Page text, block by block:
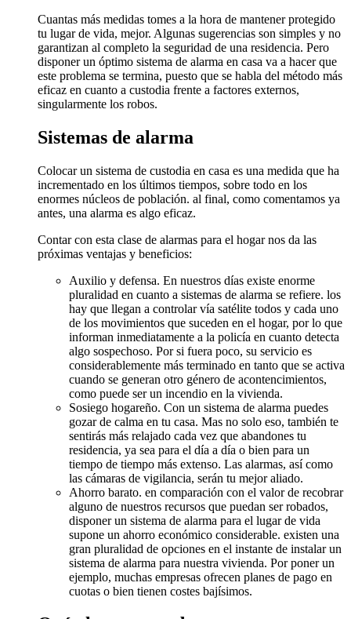
Cuantas más medidas tomes a la hora de mantener protegido
tu lugar de vida, mejor. Algunas sugerencias son simples y no
garantizan al completo la seguridad de una residencia. Pero
disponer un óptimo sistema de alarma en casa va a hacer que
este problema se termina, puesto que se habla del método más
eficaz en cuanto a custodia frente a factores externos,
singularmente los robos.
Sistemas de alarma
Colocar un sistema de custodia en casa es una medida que ha
incrementado en los últimos tiempos, sobre todo en los
enormes núcleos de población. al final, como comentamos ya
antes, una alarma es algo eficaz.
Contar con esta clase de alarmas para el hogar nos da las
próximas ventajas y beneficios:
Auxilio y defensa. En nuestros días existe enorme
pluralidad en cuanto a sistemas de alarma se refiere. los
hay que llegan a controlar vía satélite todos y cada uno
de los movimientos que suceden en el hogar, por lo que
informan inmediatamente a la policía en cuanto detecta
algo sospechoso. Por si fuera poco, su servicio es
considerablemente más terminado en tanto que se activa
cuando se generan otro género de acontencimientos,
como puede ser un incendio en la vivienda.
Sosiego hogareño. Con un sistema de alarma puedes
gozar de calma en tu casa. Mas no solo eso, también te
sentirás más relajado cada vez que abandones tu
residencia, ya sea para el día a día o bien para un
tiempo de tiempo más extenso. Las alarmas, así como
las cámaras de vigilancia, serán tu mejor aliado.
Ahorro barato. en comparación con el valor de recobrar
alguno de nuestros recursos que puedan ser robados,
disponer un sistema de alarma para el lugar de vida
supone un ahorro económico considerable. existen una
gran pluralidad de opciones en el instante de instalar un
sistema de alarma para nuestra vivienda. Por poner un
ejemplo, muchas empresas ofrecen planes de pago en
cuotas o bien tienen costes bajísimos.